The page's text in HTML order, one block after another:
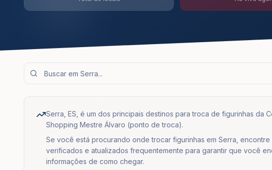
Serra, ES, é um dos principais destinos para troca de figurinhas da
Shopping Mestre Álvaro (ponto de troca).
Se você está procurando onde trocar figurinhas em Serra,
verificados e atualizados frequentemente para garantir que você
informações de como chegar.